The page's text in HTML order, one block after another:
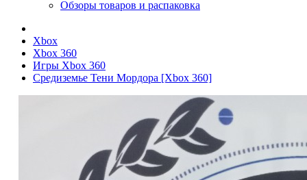
Обзоры товаров и распаковка
Xbox
Xbox 360
Игры Xbox 360
Средиземье Тени Мордора [Xbox 360]